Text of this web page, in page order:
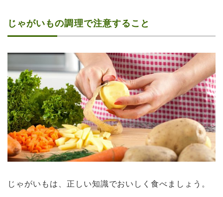
じゃがいもの調理で注意すること
じゃがいもは、正しい知識でおいしく食べましょう。